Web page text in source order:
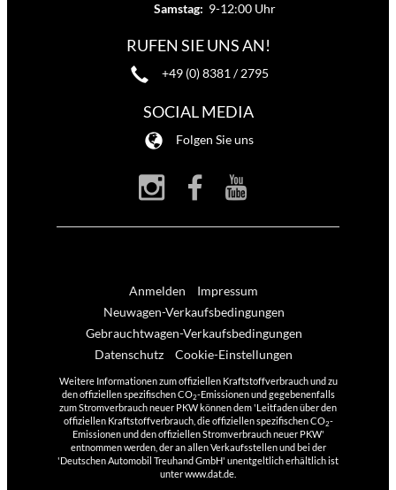
Samstag: 9-12:00 Uhr
RUFEN SIE UNS AN!
+49 (0) 8381 / 2795
SOCIAL MEDIA
Folgen Sie uns
Anmelden
Impressum
Neuwagen-Verkaufsbedingungen
Gebrauchtwagen-Verkaufsbedingungen
Datenschutz
Cookie-Einstellungen
Weitere Informationen zum offiziellen Kraftstoffverbrauch und zu
den offiziellen spezifischen CO2-Emissionen und gegebenenfalls
zum Stromverbrauch neuer PKW können dem 'Leitfaden über den
offiziellen Kraftstoffverbrauch, die offiziellen spezifischen CO2-
Emissionen und den offiziellen Stromverbrauch neuer PKW'
entnommen werden, der an allen Verkaufsstellen und bei der
'Deutschen Automobil Treuhand GmbH' unentgeltlich erhältlich ist
unter www.dat.de.